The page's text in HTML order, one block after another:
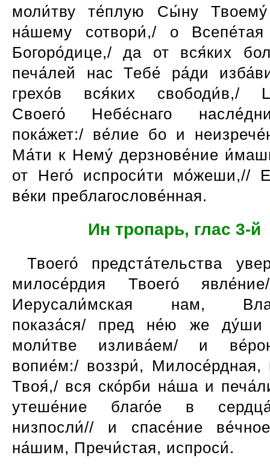
моли́тву те́плую Сы́ну
на́шему сотвори́,/ о
Богоро́дице,/ да от вся́ких
печа́лей нас Тебе́ ра́ди
грехо́в вся́ких свободи́в,/
Своего́ Небе́снаго
пока́жет:/ ве́лие бо и
Ма́ти к Нему́ дерзнове́ние
от Него́ испроси́ти мо́жеши,//
ве́ки преблагослове́нная.
Ин тропарь, глас 3-й
Твоего́ предста́тельства
милосе́рдия Твоего́
Иерусали́мская нам,
показа́ся/ пред не́ю же
моли́тве излива́ем/ и
вопие́м:/ воззри́,
Твоя́,/ вся ско́рби на́ша и
утеше́ние благо́е в
низпосли́// и спасе́ние
на́шим, Пречи́стая, испроси́.